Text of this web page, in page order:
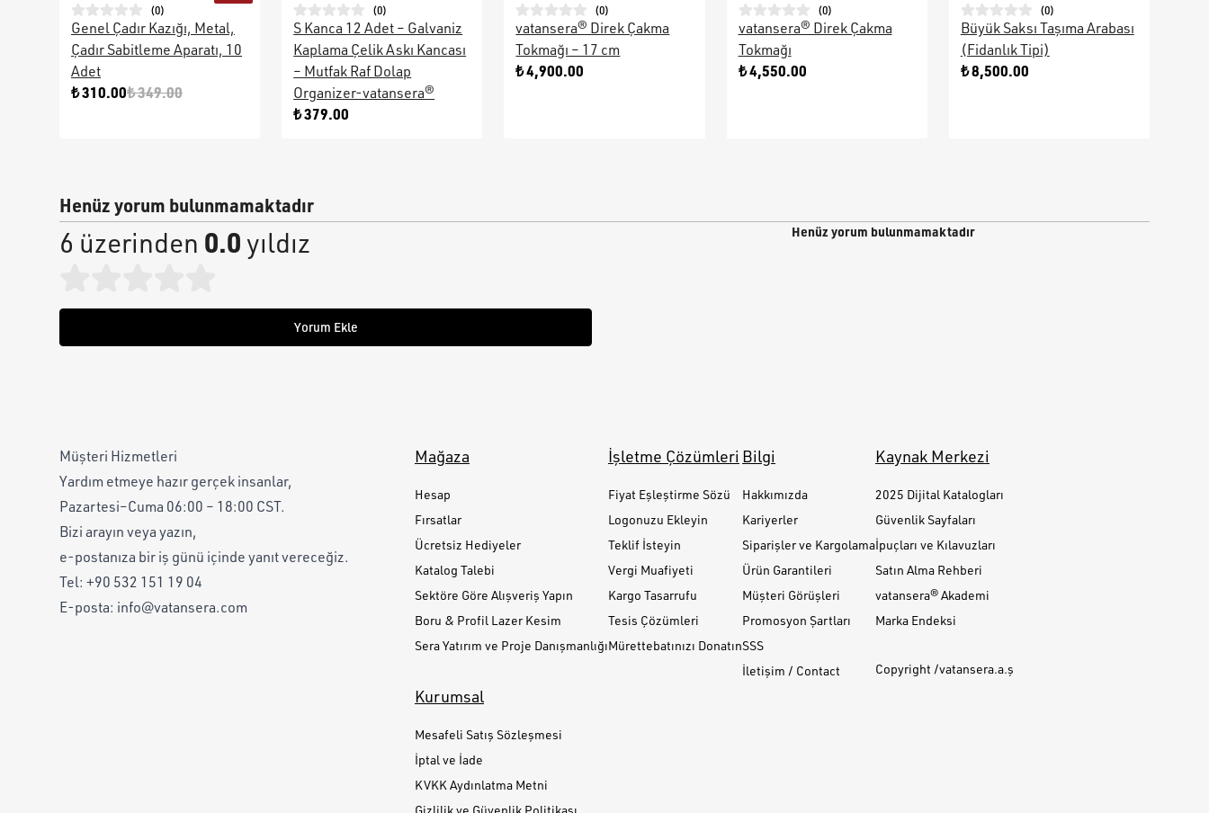
(0)
Genel Çadır Kazığı, Metal,
Çadır Sabitleme Aparatı, 10
Adet
₺ 310.00₺ 349.00
(0)
S Kanca 12 Adet – Galvaniz
Kaplama Çelik Askı Kancası
– Mutfak Raf Dolap
Organizer-vatansera®
₺ 379.00
(0)
vatansera® Direk Çakma
Tokmağı – 17 cm
₺ 4,900.00
(0)
vatansera® Direk Çakma
Tokmağı
₺ 4,550.00
(0)
Büyük Saksı Taşıma Arabası
(Fidanlık Tipi)
₺ 8,500.00
Henüz yorum bulunmamaktadır
6 üzerinden 0.0yıldız
Yorum Ekle
Henüz yorum bulunmamaktadır
Müşteri Hizmetleri
Yardım etmeye hazır gerçek insanlar,
Pazartesi–Cuma 06:00 – 18:00 CST.
Bizi arayın veya yazın,
e-postanıza bir iş günü içinde yanıt vereceğiz.
Tel: +90 532 151 19 04
E-posta: info@vatansera.com
Mağaza
Hesap
Fırsatlar
Ücretsiz Hediyeler
Katalog Talebi
Sektöre Göre Alışveriş Yapın
Boru & Profil Lazer Kesim
Sera Yatırım ve Proje Danışmanlığı
İşletme Çözümleri
Fiyat Eşleştirme Sözü
Logonuzu Ekleyin
Teklif İsteyin
Vergi Muafiyeti
Kargo Tasarrufu
Tesis Çözümleri
Mürettebatınızı Donatın
Bilgi
Hakkımızda
Kariyerler
Siparişler ve Kargolama
Ürün Garantileri
Müşteri Görüşleri
Promosyon Şartları
SSS
İletişim / Contact
Kaynak Merkezi
2025 Dijital Katalogları
Güvenlik Sayfaları
İpuçları ve Kılavuzları
Satın Alma Rehberi
vatansera® Akademi
Marka Endeksi
Copyright /vatansera.a.ş
Kurumsal
Mesafeli Satış Sözleşmesi
İptal ve İade
KVKK Aydınlatma Metni
Gizlilik ve Güvenlik Politikası